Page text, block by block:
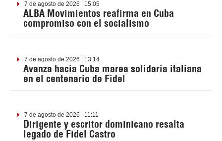
7 de agosto de 2026 | 15:05
ALBA Movimientos reafirma en Cuba
compromiso con el socialismo
7 de agosto de 2026 | 13:14
Avanza hacia Cuba marea solidaria italiana
en el centenario de Fidel
7 de agosto de 2026 | 11:11
Dirigente y escritor dominicano resalta
legado de Fidel Castro